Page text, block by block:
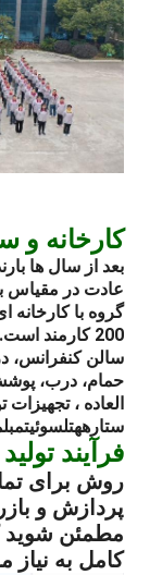
کارخانه و
عادت در مقیاس
200 کارمند است.
سالن کنفرانس،
حمام، درب،
العاده ، تجهیزات
ستارههتلسوئیت
فرآیند تولید
روش برای
پردازش و
مطمئن شوید
کامل به